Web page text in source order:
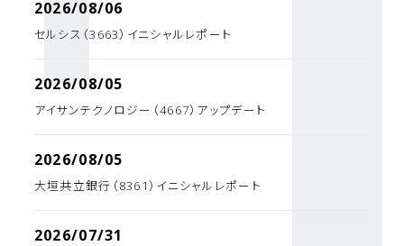
2026/08/06
セルシス（3663）イニシャルレポート
2026/08/05
アイサンテクノロジー（4667）アップデート
2026/08/05
大垣共立銀行（8361）イニシャルレポート
2026/07/31